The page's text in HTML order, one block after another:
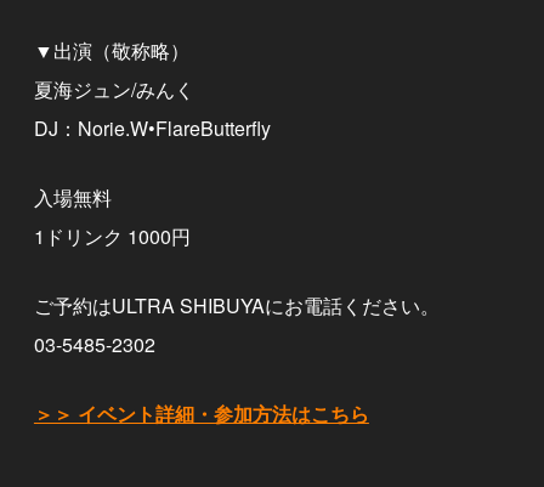
▼出演（敬称略）
夏海ジュン/みんく
DJ：Norie.W•FlareButterfly
入場無料
1ドリンク 1000円
ご予約はULTRA SHIBUYAにお電話ください。
03-5485-2302
＞＞ イベント詳細・参加方法はこちら